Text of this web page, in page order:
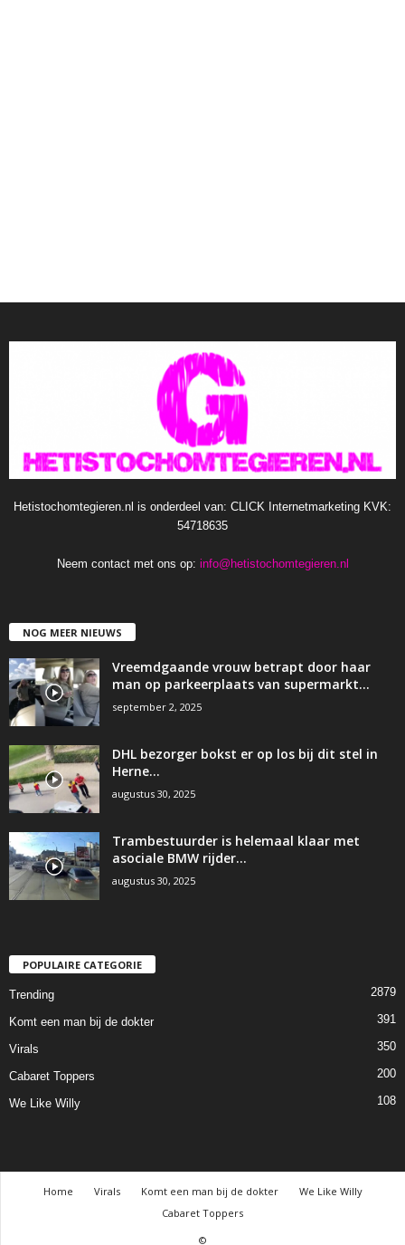
Hetistochomtegieren.nl is onderdeel van: CLICK Internetmarketing KVK:
54718635
Neem contact met ons op: info@hetistochomtegieren.nl
NOG MEER NIEUWS
Vreemdgaande vrouw betrapt door haar
man op parkeerplaats van supermarkt…
september 2, 2025
DHL bezorger bokst er op los bij dit stel in
Herne…
augustus 30, 2025
Trambestuurder is helemaal klaar met
asociale BMW rijder…
augustus 30, 2025
POPULAIRE CATEGORIE
Trending 2879
Komt een man bij de dokter 391
Virals 350
Cabaret Toppers 200
We Like Willy 108
Home Virals Komt een man bij de dokter
We Like Willy
Cabaret Toppers
©